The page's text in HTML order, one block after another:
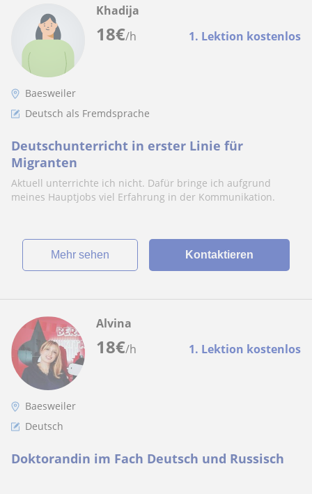
18€/h 1. Lektion kostenlos
Khadija
Baesweiler
Deutsch als Fremdsprache
Deutschunterricht in erster Linie für
Migranten
Aktuell unterrichte ich nicht. Dafür bringe ich aufgrund
meines Hauptjobs viel Erfahrung in der Kommunikation.
Mehr sehen Kontaktieren
18€/h 1. Lektion kostenlos
Alvina
Baesweiler
Deutsch
Doktorandin im Fach Deutsch und Russisch